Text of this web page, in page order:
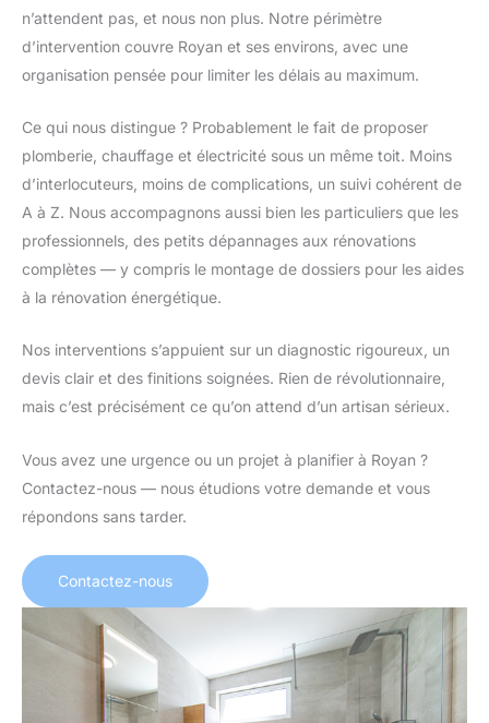
n’attendent pas, et nous non plus. Notre périmètre
d’intervention couvre Royan et ses environs, avec une
organisation pensée pour limiter les délais au maximum.
Ce qui nous distingue ? Probablement le fait de proposer
plomberie, chauffage et électricité sous un même toit. Moins
d’interlocuteurs, moins de complications, un suivi cohérent de
A à Z. Nous accompagnons aussi bien les particuliers que les
professionnels, des petits dépannages aux rénovations
complètes — y compris le montage de dossiers pour les aides
à la rénovation énergétique.
Nos interventions s’appuient sur un diagnostic rigoureux, un
devis clair et des finitions soignées. Rien de révolutionnaire,
mais c’est précisément ce qu’on attend d’un artisan sérieux.
Vous avez une urgence ou un projet à planifier à Royan ?
Contactez-nous — nous étudions votre demande et vous
répondons sans tarder.
Contactez-nous